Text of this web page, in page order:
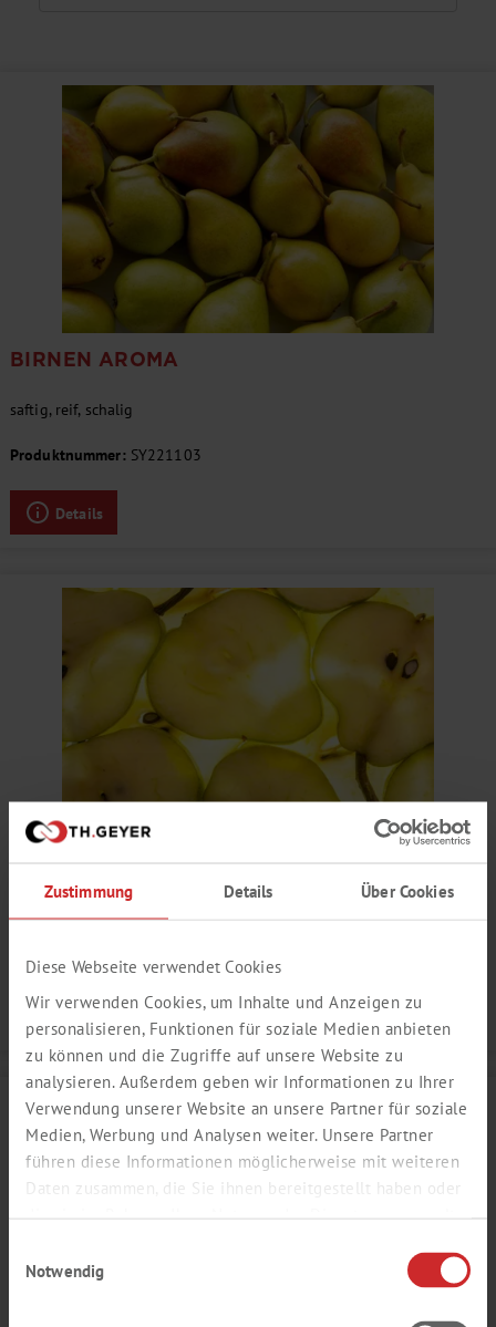
Zustimmung Details Über Cookies
Diese Webseite verwendet Cookies
Wir verwenden Cookies, um Inhalte und Anzeigen zu
personalisieren, Funktionen für soziale Medien anbieten
zu können und die Zugriffe auf unsere Website zu
analysieren. Außerdem geben wir Informationen zu Ihrer
Verwendung unserer Website an unsere Partner für soziale
Medien, Werbung und Analysen weiter. Unsere Partner
führen diese Informationen möglicherweise mit weiteren
Daten zusammen, die Sie ihnen bereitgestellt haben oder
die sie im Rahmen Ihrer Nutzung der Dienste gesammelt
Notwendig
BIRNEN AROMA
saftig, reif, schalig
Produktnummer: SY221103
Details
BIRNEN AROMA
Produktnummer: